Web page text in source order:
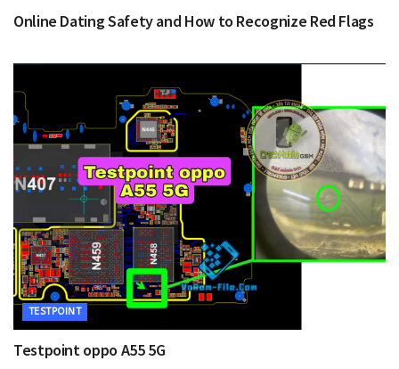
Online Dating Safety and How to Recognize Red Flags
TESTPOINT
Testpoint oppo A55 5G